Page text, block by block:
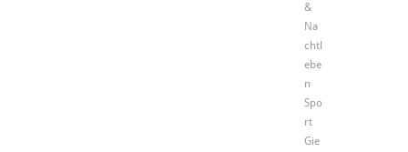
&
Na
chtl
ebe
n
Spo
rt
Gie